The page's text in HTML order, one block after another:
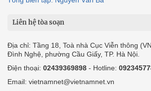
Liên hệ tòa soạn
Địa chỉ: Tầng 18, Toà nhà Cục Viễn thông
Đình Nghệ, phường Cầu Giấy, TP. Hà Nội.
Điện thoại: 02439369898 - Hotline:
Email: vietnamnet@vietnamnet.vn